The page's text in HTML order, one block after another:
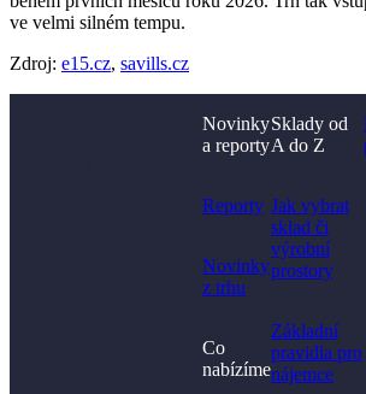
ve velmi silném tempu.
Zdroj: e15.cz, savills.cz
Novinky
a reporty
Reporty
Novinky
z trhu
Co
nabízíme
Sklady od
A do Z
Jak vybrat
sklad či
výrobní
prostory​
Základní
pravidla pro
nájemce